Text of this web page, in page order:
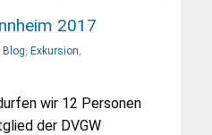
2017
Blog, Exkursion,
wir 12 Personen
der DVGW